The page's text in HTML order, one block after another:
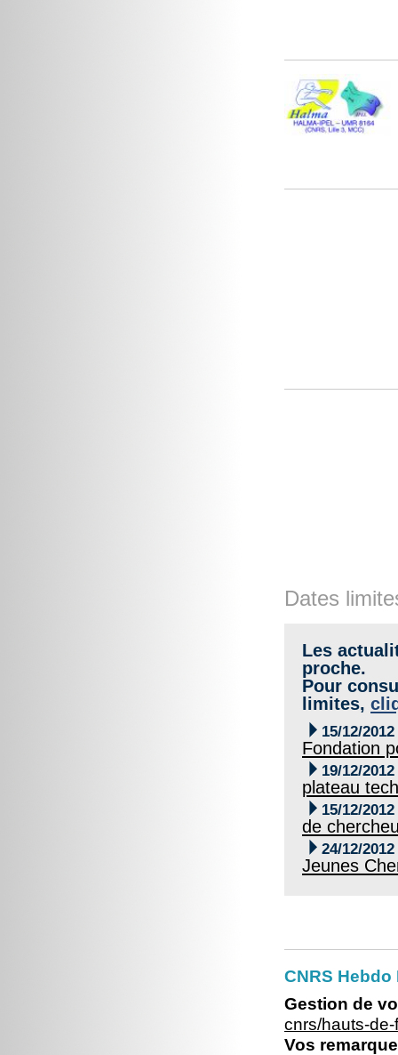
Dates
Les
proche.
Pour
limites,
 15/12/2012
Fondation
 19/12/2012
plateau
 15/12/2012
de
 24/12/2012
Jeunes
CNRS
Gestion de
cnrs/hauts-
Vos